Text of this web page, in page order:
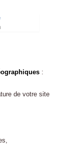
:
de votre site